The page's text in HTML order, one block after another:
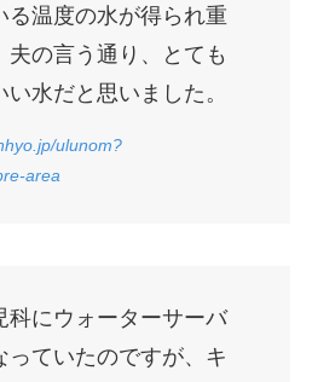
る温度の水が得られ重
夫の言う通り、とても
水だと思いました。
ulunom?
area
科にウォーターサーバ
っていたのですが、キ